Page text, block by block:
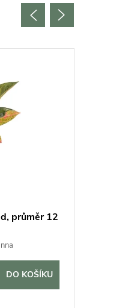
průměr 12
DO KOŠÍKU